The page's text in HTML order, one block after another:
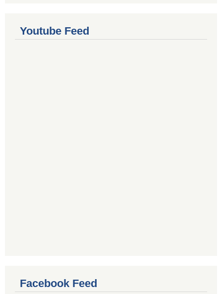
Youtube Feed
Facebook Feed